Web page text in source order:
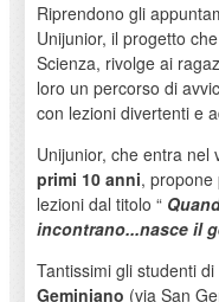
Riprendono gli
Unijunior, il progetto
Scienza, rivolge ai
loro un percorso di
con lezioni divertenti e
Unijunior, che entra nel
primi 10 anni, propone
lezioni dal titolo “
incontrano...nasce il
Tantissimi gli studenti
Geminiano (via San